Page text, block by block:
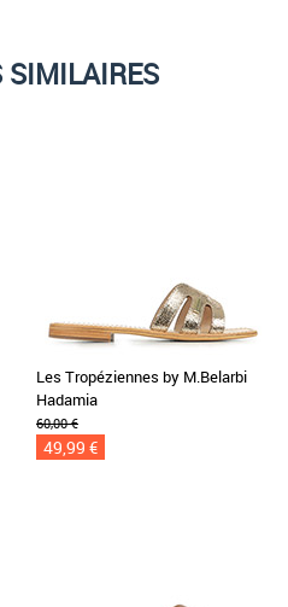
SIMILAIRES
Les Tropéziennes by M.Belarbi
Hadamia
60,00 €
49,99 €